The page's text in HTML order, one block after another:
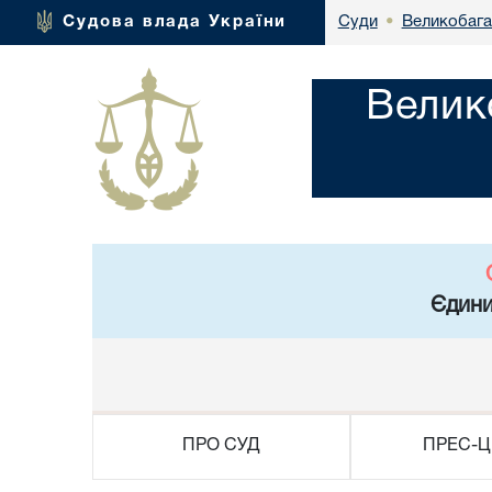
Судова влада України Суди •
ПРО СУД ПРЕС-